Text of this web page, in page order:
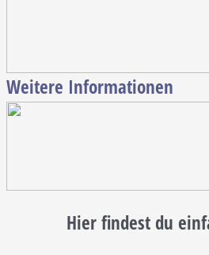
Weitere Informationen
Hier findest du